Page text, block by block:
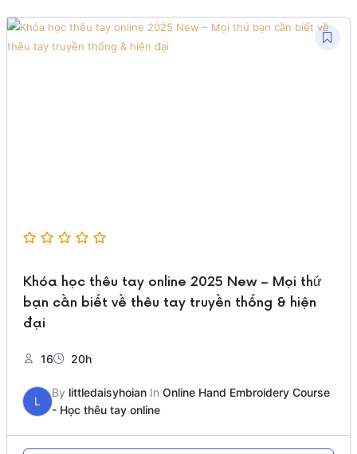
Khóa học thêu tay online 2025 New – Mọi thứ
bạn cần biết về thêu tay truyền thống & hiện
đại
16 20h
L
By littledaisyhoian InOnline Hand Embroidery Course
- Học thêu tay online